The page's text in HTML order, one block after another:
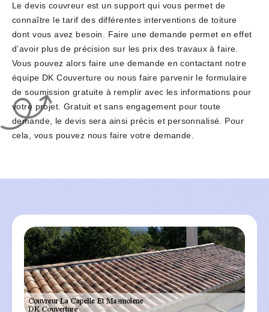
Le devis couvreur est un support qui vous permet de
connaître le tarif des différentes interventions de toiture
dont vous avez besoin. Faire une demande permet en effet
d’avoir plus de précision sur les prix des travaux à faire.
Vous pouvez alors faire une demande en contactant notre
équipe DK Couverture ou nous faire parvenir le formulaire
de soumission gratuite à remplir avec les informations pour
votre projet. Gratuit et sans engagement pour toute
demande, le devis sera ainsi précis et personnalisé. Pour
cela, vous pouvez nous faire votre demande.